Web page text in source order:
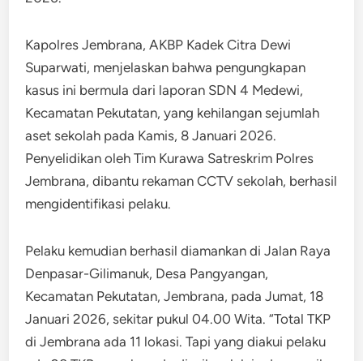
Kapolres Jembrana, AKBP Kadek Citra Dewi
Suparwati, menjelaskan bahwa pengungkapan
kasus ini bermula dari laporan SDN 4 Medewi,
Kecamatan Pekutatan, yang kehilangan sejumlah
aset sekolah pada Kamis, 8 Januari 2026.
Penyelidikan oleh Tim Kurawa Satreskrim Polres
Jembrana, dibantu rekaman CCTV sekolah, berhasil
mengidentifikasi pelaku.
Pelaku kemudian berhasil diamankan di Jalan Raya
Denpasar-Gilimanuk, Desa Pangyangan,
Kecamatan Pekutatan, Jembrana, pada Jumat, 18
Januari 2026, sekitar pukul 04.00 Wita. “Total TKP
di Jembrana ada 11 lokasi. Tapi yang diakui pelaku